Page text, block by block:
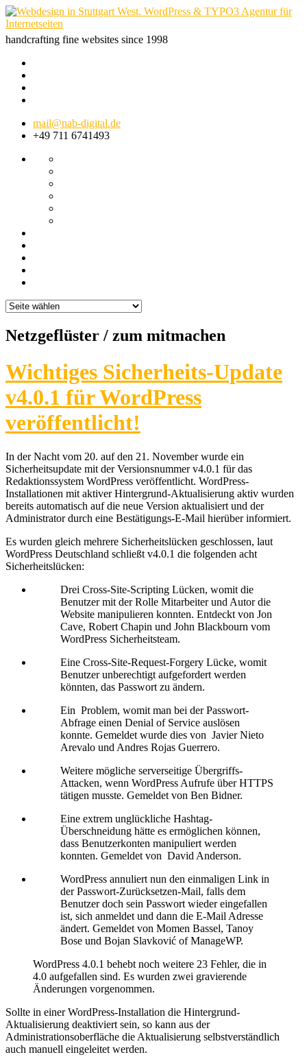
handcrafting fine websites since 1998
mail@nab-digital.de
+49 711 6741493
Netzgeflüster / zum mitmachen
Wichtiges Sicherheits-Update
v4.0.1 für WordPress
veröffentlicht!
In der Nacht vom 20. auf den 21. November wurde ein
Sicherheitsupdate mit der Versionsnummer v4.0.1 für das
Redaktionssystem WordPress veröffentlicht. WordPress-
Installationen mit aktiver Hintergrund-Aktualisierung aktiv wurden
bereits automatisch auf die neue Version aktualisiert und der
Administrator durch eine Bestätigungs-E-Mail hierüber informiert.
Es wurden gleich mehrere Sicherheitslücken geschlossen, laut
WordPress Deutschland schließt v4.0.1 die folgenden acht
Sicherheitslücken:
Drei Cross-Site-Scripting Lücken, womit die
Benutzer mit der Rolle Mitarbeiter und Autor die
Website manipulieren konnten. Entdeckt von Jon
Cave, Robert Chapin und John Blackbourn vom
WordPress Sicherheitsteam.
Eine Cross-Site-Request-Forgery Lücke, womit
Benutzer unberechtigt aufgefordert werden
könnten, das Passwort zu ändern.
Ein Problem, womit man bei der Passwort-
Abfrage einen Denial of Service auslösen
konnte. Gemeldet wurde dies von Javier Nieto
Arevalo und Andres Rojas Guerrero.
Weitere mögliche serverseitige Übergriffs-
Attacken, wenn WordPress Aufrufe über HTTPS
tätigen musste. Gemeldet von Ben Bidner.
Eine extrem unglückliche Hashtag-
Überschneidung hätte es ermöglichen können,
dass Benutzerkonten manipuliert werden
konnten. Gemeldet von David Anderson.
WordPress annuliert nun den einmaligen Link in
der Passwort-Zurücksetzen-Mail, falls dem
Benutzer doch sein Passwort wieder eingefallen
ist, sich anmeldet und dann die E-Mail Adresse
ändert. Gemeldet von Momen Bassel, Tanoy
Bose und Bojan Slavković of ManageWP.
WordPress 4.0.1 behebt noch weitere 23 Fehler, die in
4.0 aufgefallen sind. Es wurden zwei gravierende
Änderungen vorgenommen.
Sollte in einer WordPress-Installation die Hintergrund-
Aktualisierung deaktiviert sein, so kann aus der
Administrationsoberfläche die Aktualisierung selbstverständlich
auch manuell eingeleitet werden.